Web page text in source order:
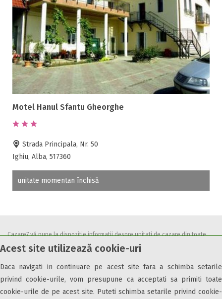
Acest site utilizează cookie-uri
Daca navigati in continuare pe acest site fara a schimba setarile
privind cookie-urile, vom presupune ca acceptati sa primiti toate
cookie-urile de pe acest site. Puteti schimba setarile privind cookie-
Ciubar
Crama
Cutie de valori
Discoteca
Echitatie
Fax
Ferma proprie
Gradina / curte
Gratar
Inchirieri biciclete
Lac
Livada
Masaj
Netflix
Pat bebelus
Pescuit
Motel Hanul Sfantu Gheorghe
Strada Principala, Nr. 50
Ighiu, Alba, 517360
unitate momentan închisă
Cazare7 vă pune la dispozitie informatii despre unitati de cazare din toate
zonele turistice, oferte speciale, rezervari online.
condițiilede utilizare.